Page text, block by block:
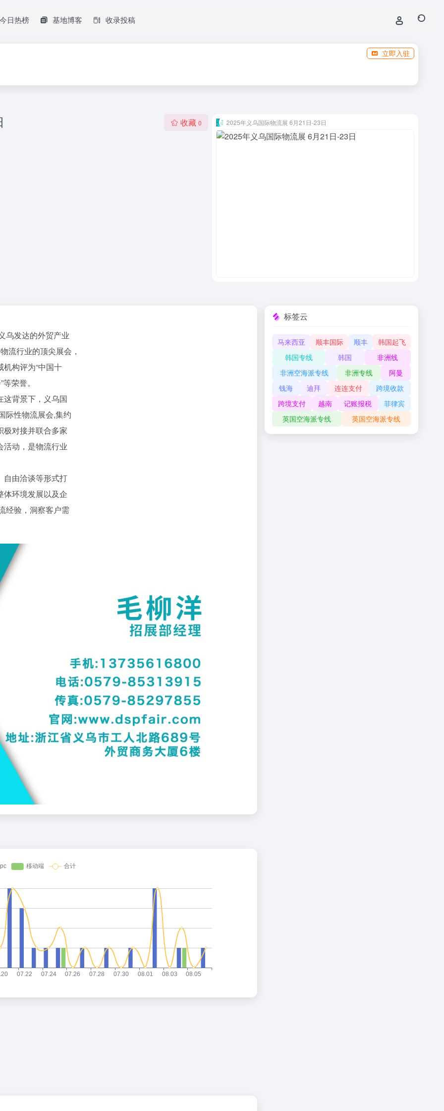
今日热榜 基地博客 收录投稿
立即入驻
收藏 0 2025年义乌国际物流展 6月21日-23日
乌发达的外贸产业
流行业的顶尖展会，
构评为“中国十
荣誉。
这背景下，义乌国
际性物流展会,集约
极对接并联合多家
活动，是物流行业
自由洽谈等形式打
体环境发展以及企
经验，洞察客户需
标签云
马来西亚 顺丰国际 顺丰
韩国起飞
韩国专线
韩国
非洲线
非洲空海派专线
非洲专线
阿曼
钱海
迪拜 连连支付
跨境收款
跨境支付
越南 记账报税
菲律宾
英国空海派专线
英国空海派专线